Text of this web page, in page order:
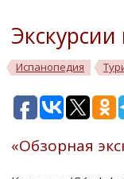
Испанопедия
«Обзорная